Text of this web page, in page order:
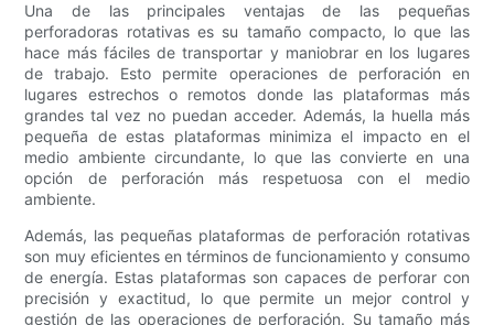
Una de las principales ventajas de las pequeñas
perforadoras rotativas es su tamaño compacto, lo que las
hace más fáciles de transportar y maniobrar en los lugares
de trabajo. Esto permite operaciones de perforación en
lugares estrechos o remotos donde las plataformas más
grandes tal vez no puedan acceder. Además, la huella más
pequeña de estas plataformas minimiza el impacto en el
medio ambiente circundante, lo que las convierte en una
opción de perforación más respetuosa con el medio
ambiente.
Además, las pequeñas plataformas de perforación rotativas
son muy eficientes en términos de funcionamiento y consumo
de energía. Estas plataformas son capaces de perforar con
precisión y exactitud, lo que permite un mejor control y
gestión de las operaciones de perforación. Su tamaño más